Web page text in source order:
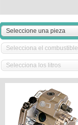
Seleccione una pieza
Selecciona el combustible
Selecciona los litros